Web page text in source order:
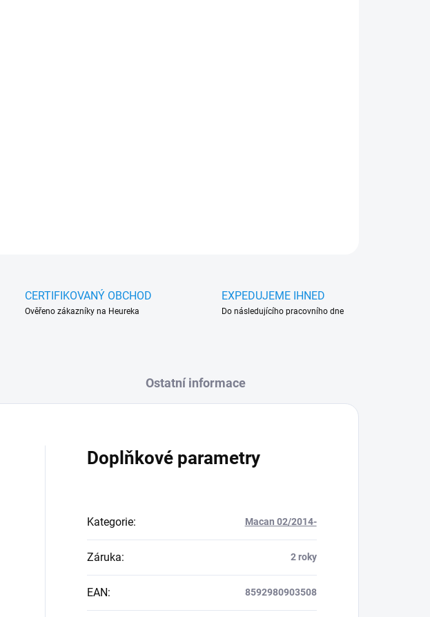
CERTIFIKOVANÝ OBCHOD
Ověřeno zákazníky na Heureka
EXPEDUJEME IHNED
Do následujícího pracovního dne
Ostatní informace
Doplňkové parametry
Kategorie: Macan 02/2014-
Záruka: 2 roky
EAN: 8592980903508